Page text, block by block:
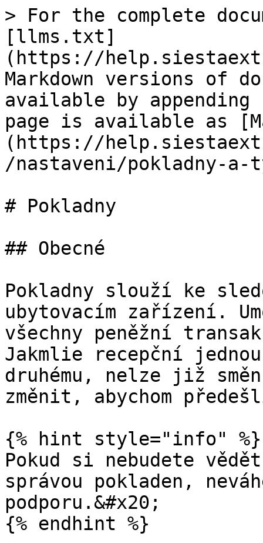
> For the complete
[llms.txt]
(https://
Markdown versions of
available by
page is available as
(https://
/nastaveni/pokladny-a-
# Pokladny
## Obecné
Pokladny slouží ke
ubytovacím zařízení.
všechny peněžní
Jakmlie recepční
druhému, nelze již
změnit, abychom
{% hint style="info" %}
Pokud si nebudete
správou pokladen,
podporu.&#x20;
{% endhint %}